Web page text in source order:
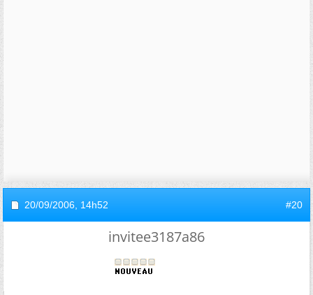
20/09/2006, 14h52 #20
invitee3187a86